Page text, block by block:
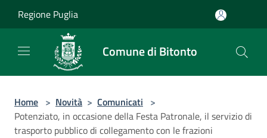
Regione Puglia
Comune di Bitonto
Home > Novità > Comunicati >
Potenziato, in occasione della Festa Patronale, il servizio di
trasporto pubblico di collegamento con le frazioni